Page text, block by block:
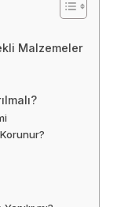
Malzemeler